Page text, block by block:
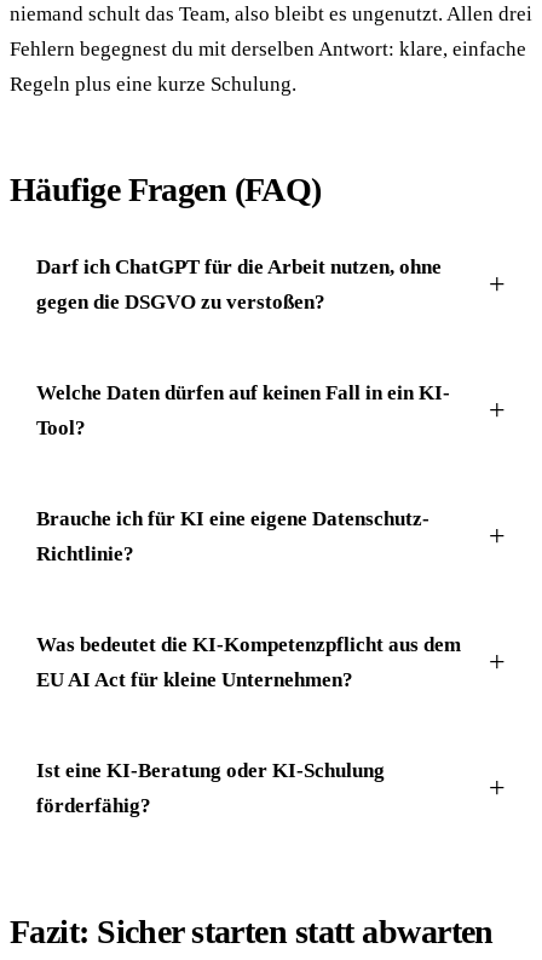
niemand schult das Team, also bleibt es ungenutzt. Allen drei
Fehlern begegnest du mit derselben Antwort: klare, einfache
Regeln plus eine kurze Schulung.
Häufige Fragen (FAQ)
Darf ich ChatGPT für die Arbeit nutzen, ohne
gegen die DSGVO zu verstoßen?
Welche Daten dürfen auf keinen Fall in ein KI-
Tool?
Brauche ich für KI eine eigene Datenschutz-
Richtlinie?
Was bedeutet die KI-Kompetenzpflicht aus dem
EU AI Act für kleine Unternehmen?
Ist eine KI-Beratung oder KI-Schulung
förderfähig?
Fazit: Sicher starten statt abwarten